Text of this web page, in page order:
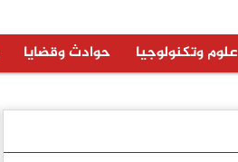
علوم وتكنولوجيا حوادث وقضايا